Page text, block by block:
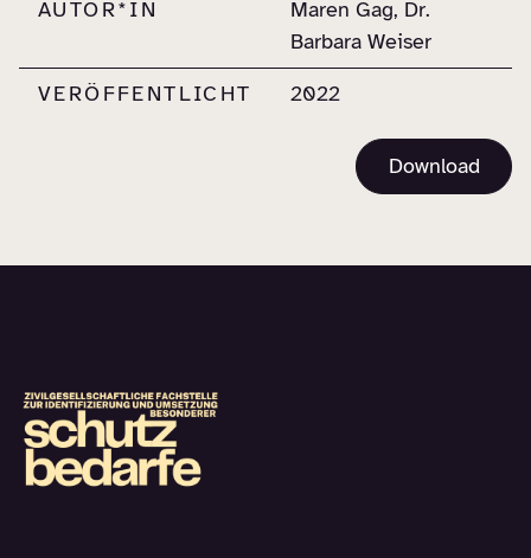
AUTOR*IN
Maren Gag, Dr.
Barbara Weiser
VERÖFFENTLICHT
2022
Download